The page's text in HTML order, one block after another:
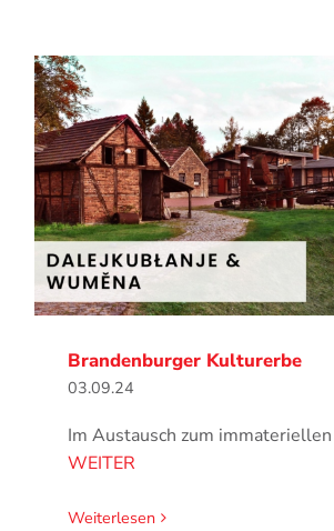
Brandenburger Kulturerbe
03.09.24
Im Austausch zum
WEITER
Weiterlesen